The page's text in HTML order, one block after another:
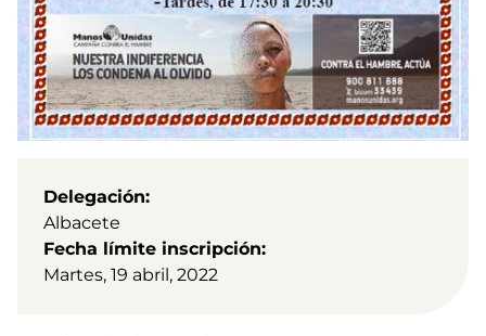
Delegación
Albacete
Fecha límite inscripción
Martes, 19 abril, 2022